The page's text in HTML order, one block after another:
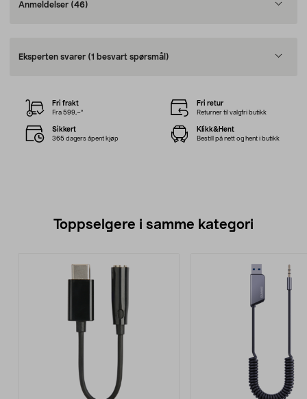
Anmeldelser (46)
Eksperten svarer (1 besvart spørsmål)
Fri frakt
Fra 599,–*
Fri retur
Returner til valgfri butikk
Sikkert
365 dagers åpent kjøp
Klikk&Hent
Bestill på nett og hent i butikk
Toppselgere i samme kategori